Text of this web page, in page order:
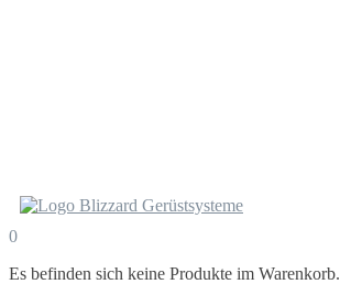
0
Es befinden sich keine Produkte im Warenkorb.